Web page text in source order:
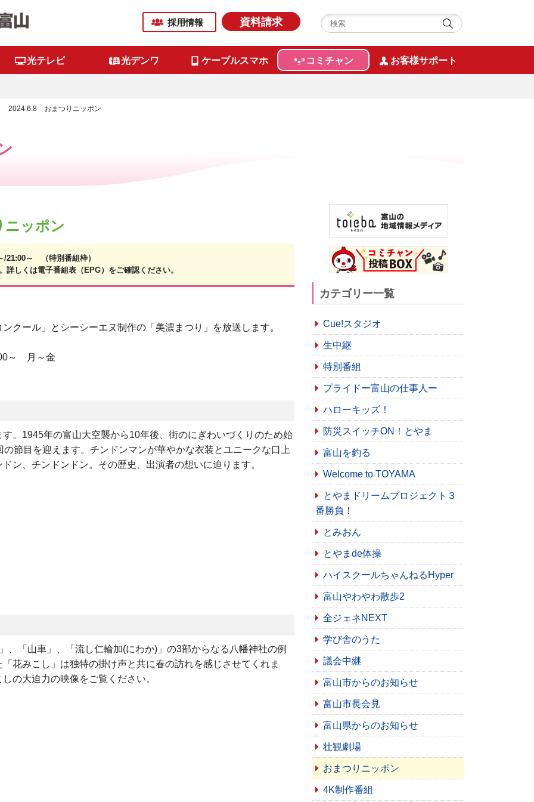
採用情報 資料請求
光テレビ 光デンワ ケーブルスマホ コミチャン お客様サポート
2024.6.8 おまつりニッポン
ッポン
21:00～ （特別番組枠）
しくは電子番組表（EPG）をご確認ください。
クール」とシーシーエヌ制作の「美濃まつり」を放送します。
～ 月～金
。1945年の富山大空襲から10年後、街のにぎわいづくりのため始
節目を迎えます。チンドンマンが華やかな衣装とユニークな口上
ン、チンドンドン。その歴史、出演者の想いに迫ります。
、「山車」、「流し仁輪加(にわか)」の3部からなる八幡神社の例
花みこし」は独特の掛け声と共に春の訪れを感じさせてくれま
の大迫力の映像をご覧ください。
カテゴリー一覧
Cue!スタジオ
生中継
特別番組
プライドー富山の仕事人ー
ハローキッズ！
防災スイッチON！とやま
富山を釣る
Welcome to TOYAMA
とやまドリームプロジェクト３
番勝負！
とみおん
とやまde体操
ハイスクールちゃんねるHyper
富山やわやわ散歩2
全ジェネNEXT
学び舎のうた
議会中継
富山市からのお知らせ
富山市長会見
富山県からのお知らせ
壮観劇場
おまつりニッポン
4K制作番組